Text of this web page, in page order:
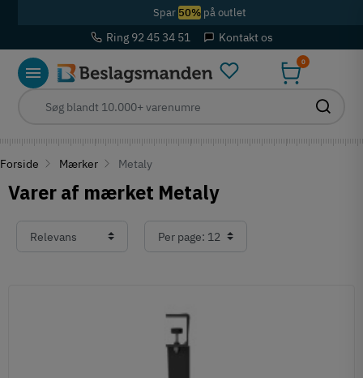
Spar 50%på outlet
Ring 92 45 34 51 Kontakt os
0
Forside Mærker Metaly
Varer af mærket Metaly